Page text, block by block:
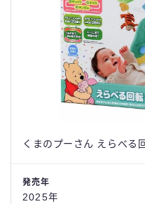
くまのプーさん えらべ
発売年
2025年